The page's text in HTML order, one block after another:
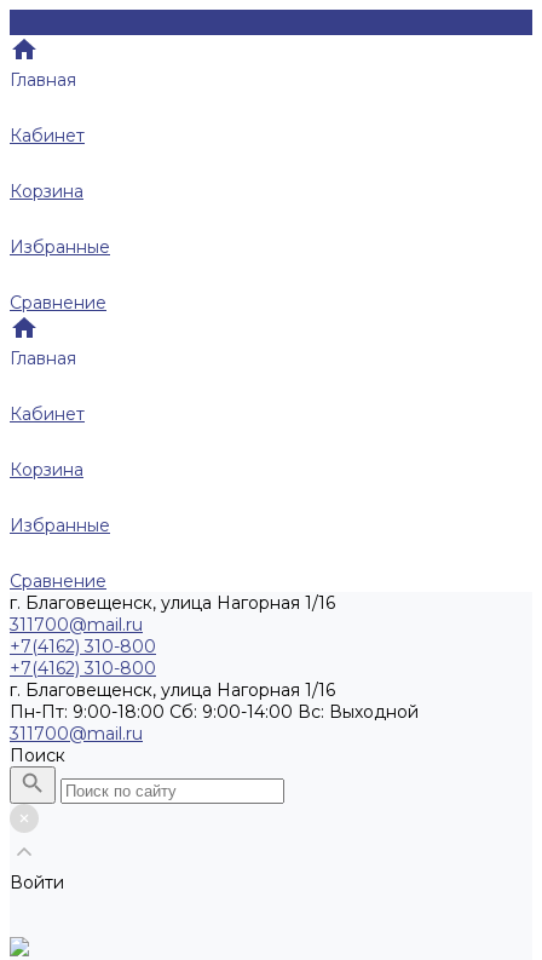
Главная
Кабинет
Корзина
Избранные
Сравнение
Главная
Кабинет
Корзина
Избранные
Сравнение
г. Благовещенск, улица Нагорная 1/16
311700@mail.ru
+7(4162) 310-800
+7(4162) 310-800
г. Благовещенск, улица Нагорная 1/16
Пн-Пт: 9:00-18:00 Cб: 9:00-14:00 Вс: Выходной
311700@mail.ru
Поиск
Войти